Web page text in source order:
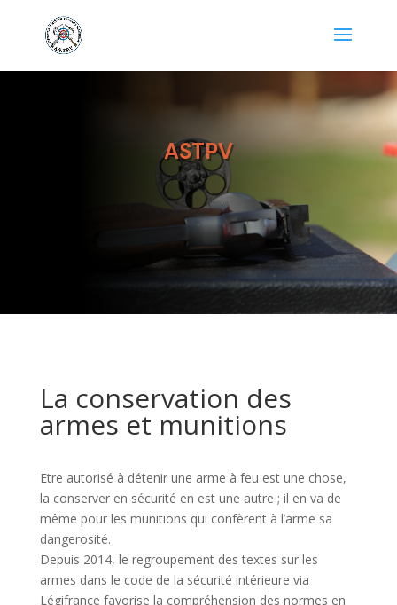
ASTPV
La conservation des
armes et munitions
Etre autorisé à détenir une arme à feu est une chose,
la conserver en sécurité en est une autre ; il en va de
même pour les munitions qui confèrent à l’arme sa
dangerosité.
Depuis 2014, le regroupement des textes sur les
armes dans le code de la sécurité intérieure via
Légifrance favorise la compréhension des normes en